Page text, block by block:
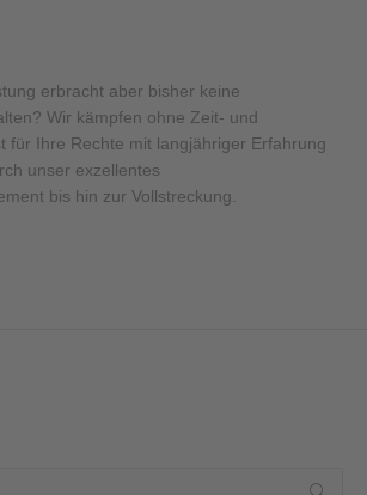
erbracht aber bisher keine
Wir kämpfen ohne Zeit- und
für Ihre Rechte mit langjähriger Erfahrung
unser exzellentes
bis hin zur Vollstreckung.